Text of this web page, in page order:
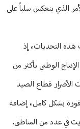
الذي ينعكس سلباً على
هذه التحديات، إذ
الوطني بأكثر من
الأضرار قطاع الصيد
بشكل كامل، إضافة
في عدد من المناطق.